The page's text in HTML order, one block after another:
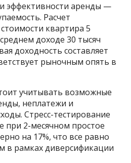
эффективности аренды —
Расчет
квартира 5
доходе 30 тысяч
доходность составляет
рыночным опять в
учитывать возможные
неплатежи и
Стресс-тестирование
при 2-месячном простое
на 17%, что все равно
в рамках диверсификации